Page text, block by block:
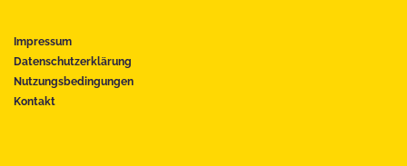
Impressum
Datenschutzerklärung
Nutzungsbedingungen
Kontakt